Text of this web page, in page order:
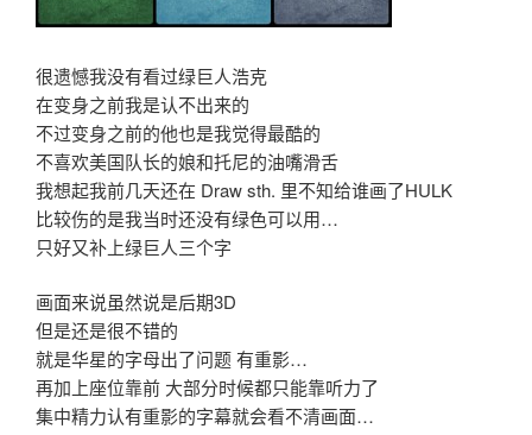
很遗憾我没有看过绿巨人浩克
在变身之前我是认不出来的
不过变身之前的他也是我觉得最酷的
不喜欢美国队长的娘和托尼的油嘴滑舌
我想起我前几天还在 Draw sth. 里不知给谁画了HULK
比较伤的是我当时还没有绿色可以用…
只好又补上绿巨人三个字
画面来说虽然说是后期3D
但是还是很不错的
就是华星的字母出了问题 有重影…
再加上座位靠前 大部分时候都只能靠听力了
集中精力认有重影的字幕就会看不清画面…